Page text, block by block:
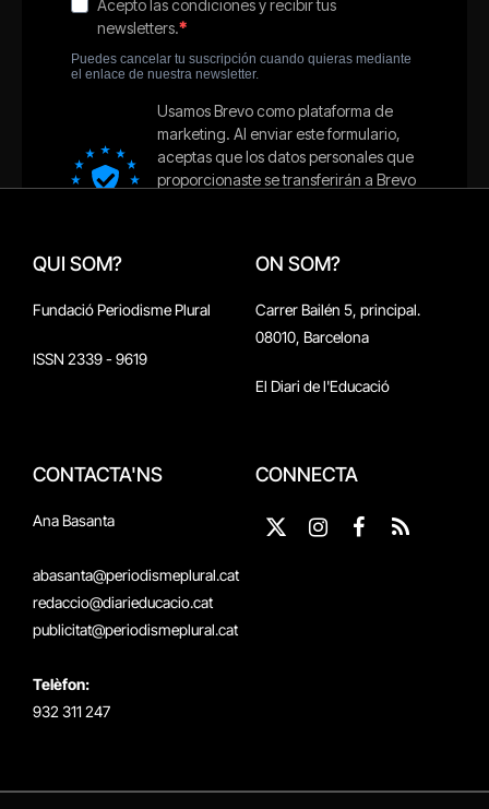
QUI SOM?
Fundació Periodisme Plural
ISSN 2339 - 9619
ON SOM?
Carrer Bailén 5, principal.
08010, Barcelona
El Diari de l'Educació
CONTACTA'NS
Ana Basanta
abasanta@periodismeplural.cat
redaccio@diarieducacio.cat
publicitat@periodismeplural.cat
Telèfon:
932 311 247
CONNECTA
X
Instagram
Facebook
RSS